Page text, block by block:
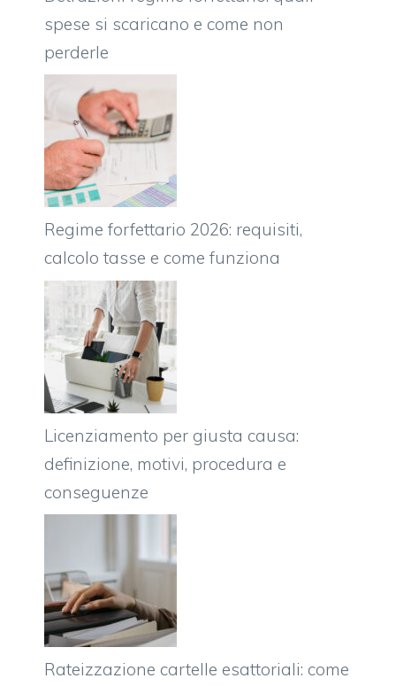
spese si scaricano e come non
perderle
Regime forfettario 2026: requisiti,
calcolo tasse e come funziona
Licenziamento per giusta causa:
definizione, motivi, procedura e
conseguenze
Rateizzazione cartelle esattoriali: come